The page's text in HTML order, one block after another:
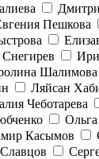
Пешкова
Шалимова
Ляйсан
Чеботарева
Касымов